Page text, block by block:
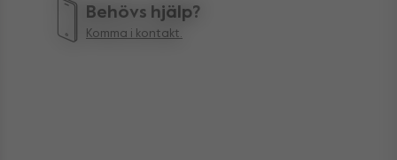
Behövs hjälp?
Komma i kontakt.